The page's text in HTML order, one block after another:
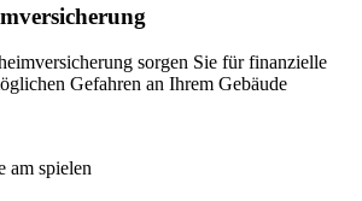
sorgen Sie für finanzielle
Gefahren an Ihrem Gebäude